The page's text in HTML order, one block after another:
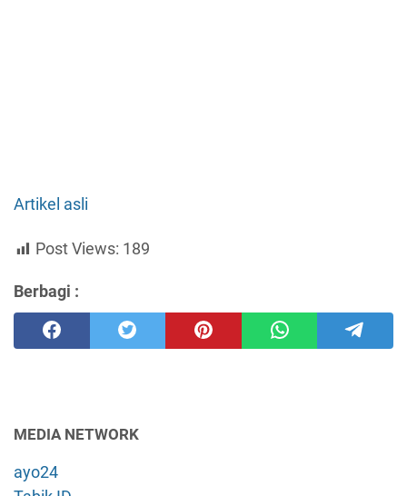
Artikel asli
Post Views: 189
Berbagi :
MEDIA NETWORK
ayo24